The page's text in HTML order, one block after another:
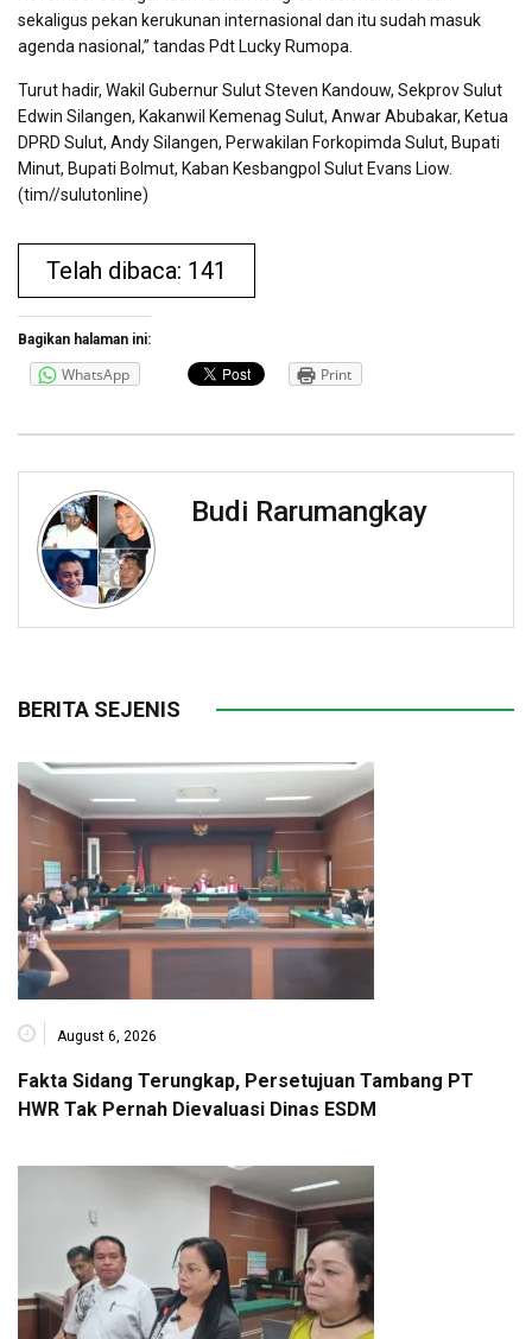
sekaligus pekan kerukunan internasional dan itu sudah masuk
agenda nasional,” tandas Pdt Lucky Rumopa.
Turut hadir, Wakil Gubernur Sulut Steven Kandouw, Sekprov Sulut
Edwin Silangen, Kakanwil Kemenag Sulut, Anwar Abubakar, Ketua
DPRD Sulut, Andy Silangen, Perwakilan Forkopimda Sulut, Bupati
Minut, Bupati Bolmut, Kaban Kesbangpol Sulut Evans Liow.
(tim//sulutonline)
Telah dibaca: 141
Bagikan halaman ini:
WhatsApp Print
Budi Rarumangkay
BERITA SEJENIS
August 6, 2026
Fakta Sidang Terungkap, Persetujuan Tambang PT
HWR Tak Pernah Dievaluasi Dinas ESDM